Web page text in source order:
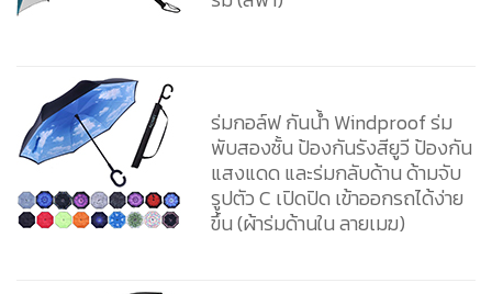
ร่มกอล์ฟ กันน้ำ Windproof ร่ม
พับสองชั้น ป้องกันรังสียูวี ป้องกัน
แสงแดด และร่มกลับด้าน ด้ามจับ
รูปตัว C เปิดปิด เข้าออกรถได้ง่าย
ขึ้น (ผ้าร่มด้านใน ลายเมฆ)